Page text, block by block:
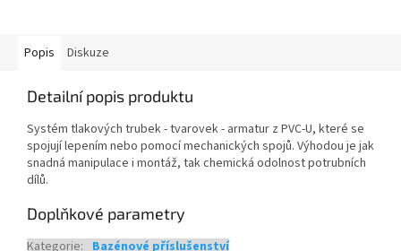
Popis Diskuze
Detailní popis produktu
Systém tlakových trubek - tvarovek - armatur z PVC-U, které se
spojují lepením nebo pomocí mechanických spojů. Výhodou je jak
snadná manipulace i montáž, tak chemická odolnost potrubních
dílů.
Doplňkové parametry
Kategorie: Bazénové příslušenství